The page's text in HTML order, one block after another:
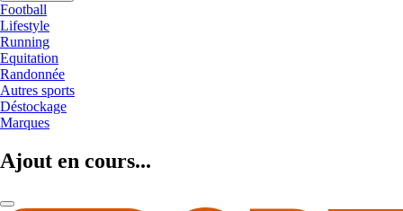
Football
Lifestyle
Running
Equitation
Randonnée
Autres sports
Déstockage
Marques
Ajout en cours...